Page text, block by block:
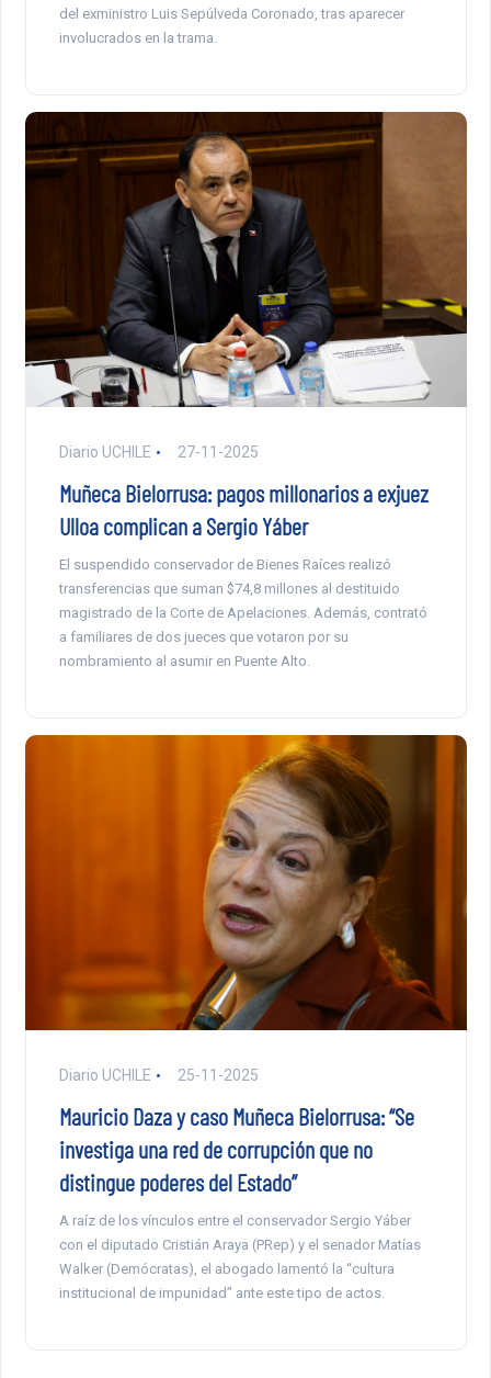
del exministro Luis Sepúlveda Coronado, tras aparecer
involucrados en la trama.
Diario UCHILE 27-11-2025
Muñeca Bielorrusa: pagos millonarios a exjuez
Ulloa complican a Sergio Yáber
El suspendido conservador de Bienes Raíces realizó
transferencias que suman $74,8 millones al destituido
magistrado de la Corte de Apelaciones. Además, contrató
a familiares de dos jueces que votaron por su
nombramiento al asumir en Puente Alto.
Diario UCHILE 25-11-2025
Mauricio Daza y caso Muñeca Bielorrusa: “Se
investiga una red de corrupción que no
distingue poderes del Estado”
A raíz de los vínculos entre el conservador Sergio Yáber
con el diputado Cristián Araya (PRep) y el senador Matías
Walker (Demócratas), el abogado lamentó la “cultura
institucional de impunidad” ante este tipo de actos.